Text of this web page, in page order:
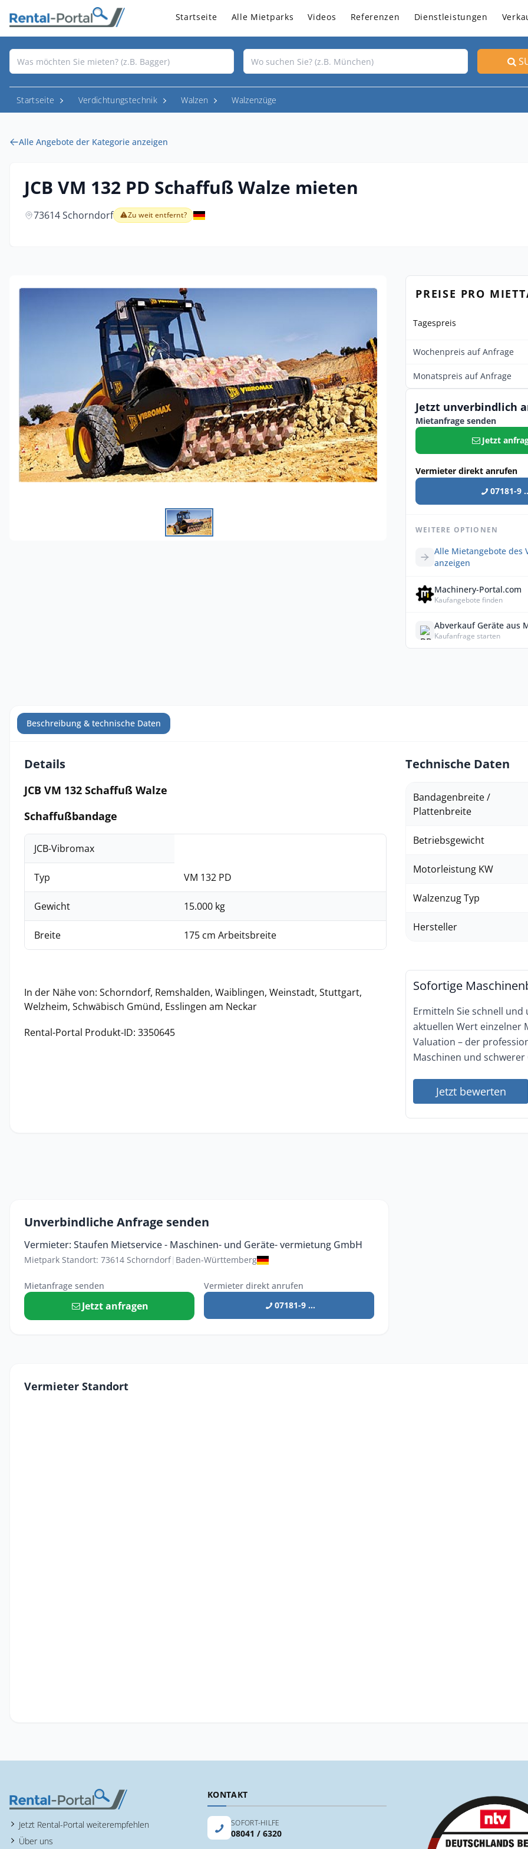
Startseite Alle Mietparks Videos Referenzen Dienstleistungen
Startseite Verdichtungstechnik Walzen Walzenzüge
Alle Angebote der Kategorie anzeigen
JCB VM 132 PD Schaffuß Walze mieten
73614 Schorndorf Zu weit entfernt?
PREISE PRO
Tagespreis
Wochenpreis auf Anfrage
Monatspreis auf Anfrage
Jetzt unverbindlich
Mietanfrage senden
Jetzt
Vermieter direkt anrufen
07181-9
WEITERE OPTIONEN
Alle Mietangebote des
anzeigen
Machinery-Portal.com
Kaufangebote finden
Abverkauf Geräte aus
Kaufanfrage starten
Beschreibung & technische Daten
Details
JCB VM 132 Schaffuß Walze
Schaffußbandage
JCB-Vibromax
Typ VM 132 PD
Gewicht 15.000 kg
Breite 175 cm Arbeitsbreite
In der Nähe von: Schorndorf, Remshalden, Waiblingen, Weinstadt, Stuttgart,
Welzheim, Schwäbisch Gmünd, Esslingen am Neckar
Rental-Portal Produkt-ID: 3350645
Technische Daten
Bandagenbreite /
Plattenbreite
Betriebsgewicht
Motorleistung KW
Walzenzug Typ
Hersteller
Sofortige
Ermitteln Sie schnell
aktuellen Wert einzelner
Valuation – der
Maschinen und schwerer
Jetzt bewerten
Unverbindliche Anfrage senden
Vermieter: Staufen Mietservice - Maschinen- und Geräte- vermietung GmbH
Mietpark Standort: 73614 Schorndorf| Baden-Württemberg
Mietanfrage senden
Jetzt anfragen
Vermieter direkt anrufen
07181-9 ...
Vermieter Standort
Jetzt Rental-Portal weiterempfehlen
Über uns
KONTAKT
SOFORT-HILFE
08041 / 6320